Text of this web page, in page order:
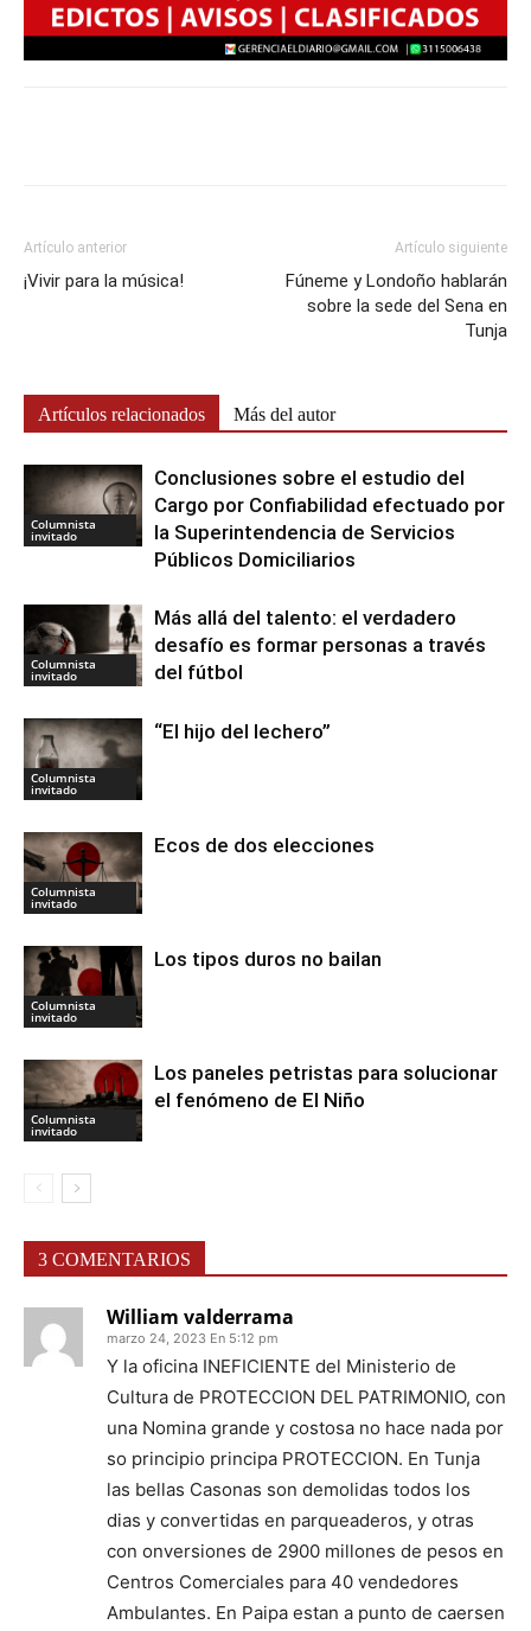
Artículo anterior
¡Vivir para la música!
Artículo siguiente
Fúneme y Londoño hablarán
sobre la sede del Sena en
Tunja
Artículos relacionados Más del autor
Columnista
invitado
Conclusiones sobre el estudio del
Cargo por Confiabilidad efectuado por
la Superintendencia de Servicios
Públicos Domiciliarios
Columnista
invitado
Más allá del talento: el verdadero
desafío es formar personas a través
del fútbol
Columnista
invitado
“El hijo del lechero”
Columnista
invitado
Ecos de dos elecciones
Columnista
invitado
Los tipos duros no bailan
Columnista
invitado
Los paneles petristas para solucionar
el fenómeno de El Niño
3 COMENTARIOS
William valderrama
marzo 24, 2023 En 5:12 pm
Y la oficina INEFICIENTE del Ministerio de
Cultura de PROTECCION DEL PATRIMONIO, con
una Nomina grande y costosa no hace nada por
so principio principa PROTECCION. En Tunja
las bellas Casonas son demolidas todos los
dias y convertidas en parqueaderos, y otras
con onversiones de 2900 millones de pesos en
Centros Comerciales para 40 vendedores
Ambulantes. En Paipa estan a punto de caersen